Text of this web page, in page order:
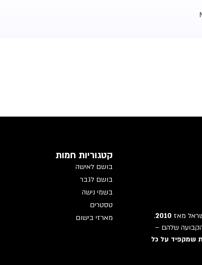
מאז 2010
.
הקבועה שלהם –
שמקפיד על כל
קטגוריות חמות
בושם לאישה
בושם לגבר
בשמי נישה
טסטרים
מארזי בישום